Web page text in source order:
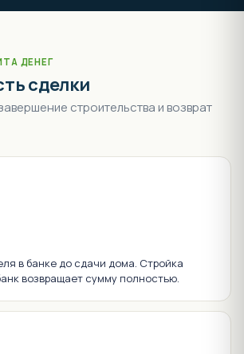
ДЕНЕГ
сделки
строительства и возврат
в банке до сдачи дома. Стройка
возвращает сумму полностью.